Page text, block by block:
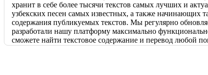
хранит в себе более тысячи текстов самых лучших и
узбекских песен самых известных, а также начинающих
содержания публикуемых текстов. Мы регулярно
разработали нашу платформу максимально
сможете найти текстовое содержание и перевод любой
сайтом. Если вы вдруг не сумели найти текст или
можете обратиться к нам. Наша команда опытных и